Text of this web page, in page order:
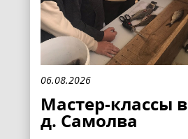
06.08.2026
Мастер-классы в
д. Самолва